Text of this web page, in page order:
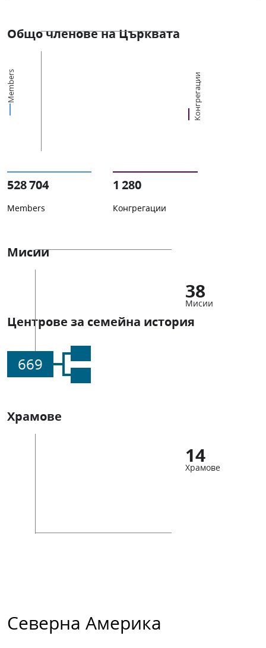
Общо членове на Църквата
Members Конгрегации
528 704
Members
1 280
Конгрегации
Мисии
38
Мисии
Центрове за семейна история
669
Храмове
14
Храмове
Северна Америка